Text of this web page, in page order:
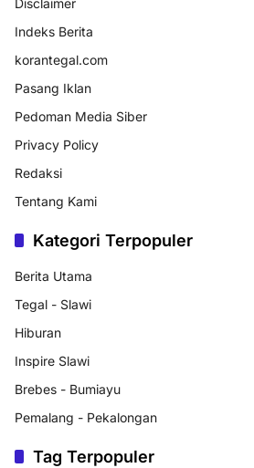
Disclaimer
Indeks Berita
korantegal.com
Pasang Iklan
Pedoman Media Siber
Privacy Policy
Redaksi
Tentang Kami
Kategori Terpopuler
Berita Utama
Tegal - Slawi
Hiburan
Inspire Slawi
Brebes - Bumiayu
Pemalang - Pekalongan
Tag Terpopuler